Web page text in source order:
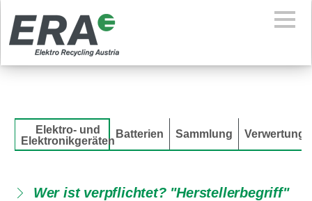
Elektro- und
Elektronikgeräten
Batterien Sammlung Verwertung
Wer ist verpflichtet? "Herstellerbegriff"